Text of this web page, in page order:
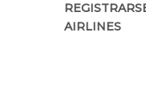
AIRLINES